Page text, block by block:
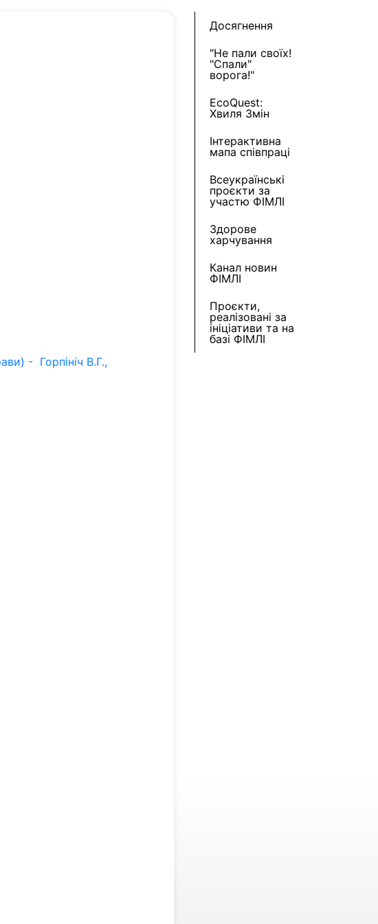
- Горпініч В.Г.,
Досягнення
"Не пали своїх!
"Спали"
ворога!"
EcoQuest:
Хвиля Змін
Інтерактивна
мапа співпраці
Всеукраїнські
проєкти за
участю ФІМЛІ
Здорове
харчування
Канал новин
ФІМЛІ
Проєкти,
реалізовані за
ініціативи та на
базі ФІМЛІ